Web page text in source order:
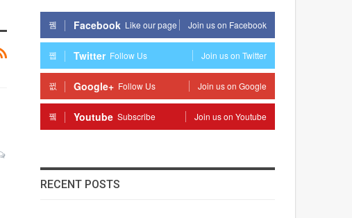
Facebook Like our page Join us on Facebook
Twitter Follow Us Join us on Twitter
Google+ Follow Us Join us on Google
Youtube Subscribe Join us on Youtube
RECENT POSTS